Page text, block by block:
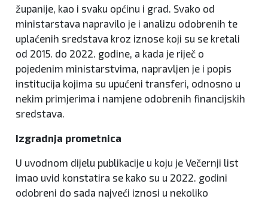
županije, kao i svaku općinu i grad. Svako od
ministarstava napravilo je i analizu odobrenih te
uplaćenih sredstava kroz iznose koji su se kretali
od 2015. do 2022. godine, a kada je riječ o
pojedenim ministarstvima, napravljen je i popis
institucija kojima su upućeni transferi, odnosno u
nekim primjerima i namjene odobrenih financijskih
sredstava.
Izgradnja prometnica
U uvodnom dijelu publikacije u koju je Večernji list
imao uvid konstatira se kako su u 2022. godini
odobreni do sada najveći iznosi u nekoliko